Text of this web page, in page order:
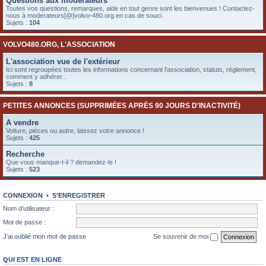
Toutes vos questions, remarques, aide en tout genre sont les bienvenues ! Contactez-
nous à moderateurs[@]volvo-480.org en cas de souci.
Sujets : 104
VOLVO480.ORG, L'ASSOCIATION
L'association vue de l'extérieur
Ici sont regroupées toutes les informations concernant l'association, statuts, réglement,
comment y adhérer...
Sujets : 8
PETITES ANNONCES (SUPPRIMÉES APRÈS 90 JOURS D'INACTIVITÉ)
A vendre
Voiture, pièces ou autre, laissez votre annonce !
Sujets : 425
Recherche
Que vous manque-t-il ? demandez-le !
Sujets : 523
CONNEXION • S’ENREGISTRER
Nom d’utilisateur :
Mot de passe :
J’ai oublié mon mot de passe
Se souvenir de moi
QUI EST EN LIGNE